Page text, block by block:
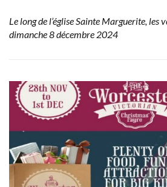
Le long de l’église Sainte Marguerite, les
dimanche 8 décembre 2024